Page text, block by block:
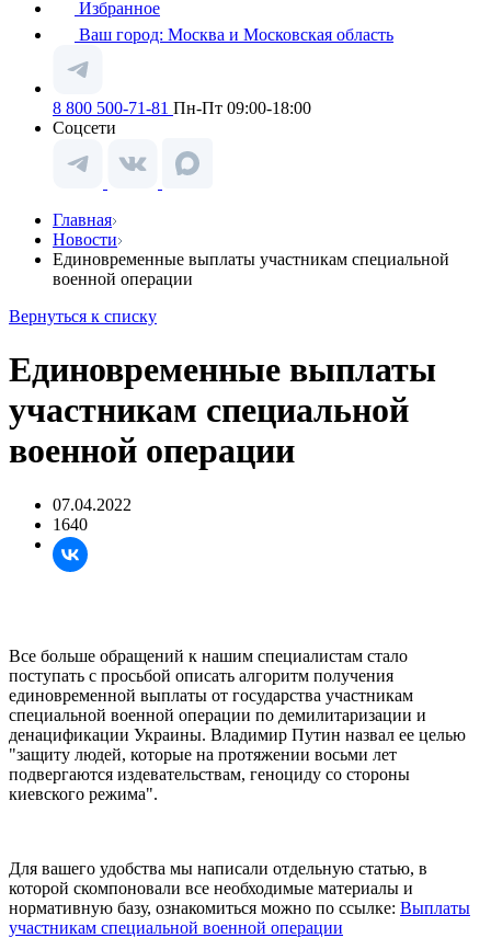
Избранное
Ваш город: Москва и Московская область
8 800 500-71-81 Пн-Пт 09:00-18:00
Соцсети
Главная
Новости
Единовременные выплаты участникам специальной
военной операции
Вернуться к списку
Единовременные выплаты
участникам специальной
военной операции
07.04.2022
1640
Все больше обращений к нашим специалистам стало
поступать с просьбой описать алгоритм получения
единовременной выплаты от государства участникам
специальной военной операции по демилитаризации и
денацификации Украины. Владимир Путин назвал ее целью
"защиту людей, которые на протяжении восьми лет
подвергаются издевательствам, геноциду со стороны
киевского режима".
Для вашего удобства мы написали отдельную статью, в
которой скомпоновали все необходимые материалы и
нормативную базу, ознакомиться можно по ссылке: Выплаты
участникам специальной военной операции